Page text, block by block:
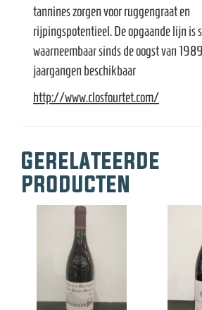
tannines zorgen voor ruggengraat en
rijpingspotentieel. De opgaande lijn is
waarneembaar sinds de oogst van
jaargangen beschikbaar
http://www.closfourtet.com/
Gerelateerde
producten